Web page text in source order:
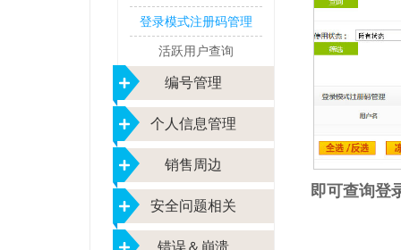
登录模式注册码管理
活跃用户查询
编号管理
个人信息管理
销售周边
安全问题相关
错误＆崩溃
即可查询登